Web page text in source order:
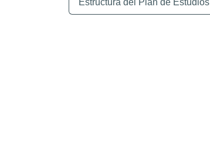
Estructura del Plan de Estudios